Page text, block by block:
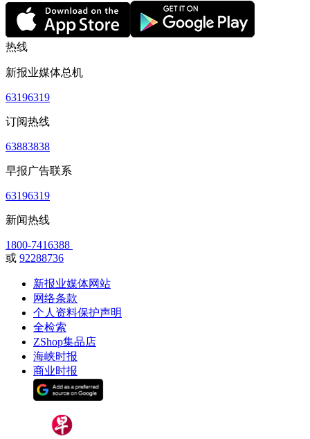
热线
新报业媒体总机
63196319
订阅热线
63883838
早报广告联系
63196319
新闻热线
1800-7416388
或 92288736
新报业媒体网站
网络条款
个人资料保护声明
全检索
ZShop集品店
海峡时报
商业时报